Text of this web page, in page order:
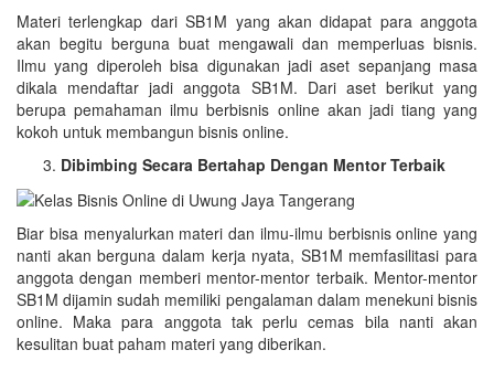
Materi terlengkap dari SB1M yang akan didapat para anggota
akan begitu berguna buat mengawali dan memperluas bisnis.
Ilmu yang diperoleh bisa digunakan jadi aset sepanjang masa
dikala mendaftar jadi anggota SB1M. Dari aset berikut yang
berupa pemahaman ilmu berbisnis online akan jadi tiang yang
kokoh untuk membangun bisnis online.
Dibimbing Secara Bertahap Dengan Mentor Terbaik
Biar bisa menyalurkan materi dan ilmu-ilmu berbisnis online yang
nanti akan berguna dalam kerja nyata, SB1M memfasilitasi para
anggota dengan memberi mentor-mentor terbaik. Mentor-mentor
SB1M dijamin sudah memiliki pengalaman dalam menekuni bisnis
online. Maka para anggota tak perlu cemas bila nanti akan
kesulitan buat paham materi yang diberikan.